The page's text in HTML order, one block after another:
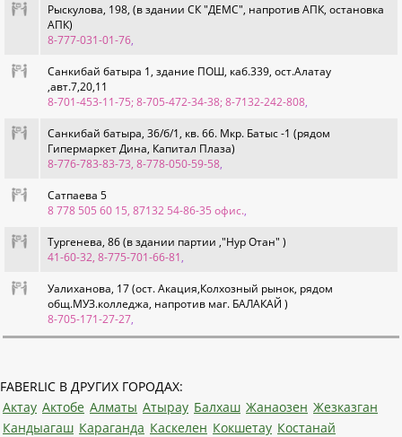
Рыскулова, 198, (в здании СК "ДЕМС", напротив АПК, остановка
АПК)
8-777-031-01-76,
Санкибай батыра 1, здание ПОШ, каб.339, ост.Алатау
,авт.7,20,11
8-701-453-11-75; 8-705-472-34-38; 8-7132-242-808,
Санкибай батыра, 36/б/1, кв. 66. Мкр. Батыс -1 (рядом
Гипермаркет Дина, Капитал Плаза)
8-776-783-83-73, 8-778-050-59-58,
Сатпаева 5
8 778 505 60 15, 87132 54-86-35 офис.,
Тургенева, 86 (в здании партии ,"Нур Отан" )
41-60-32, 8-775-701-66-81,
Уалиханова, 17 (ост. Акация,Колхозный рынок, рядом
общ.МУЗ.колледжа, напротив маг. БАЛАКАЙ )
8-705-171-27-27,
FABERLIC В ДРУГИХ ГОРОДАХ:
Актау Актобе Алматы Атырау Балхаш Жанаозен Жезказган
Кандыагаш Караганда Каскелен Кокшетау Костанай